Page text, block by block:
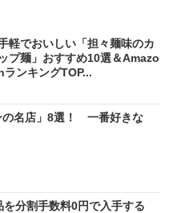
軽でおいしい「担々麺味のカ
ップ麺」おすすめ10選＆Amazo
ランキングTOP...
の名店」8選！ 一番好きな
分割手数料0円で入手する